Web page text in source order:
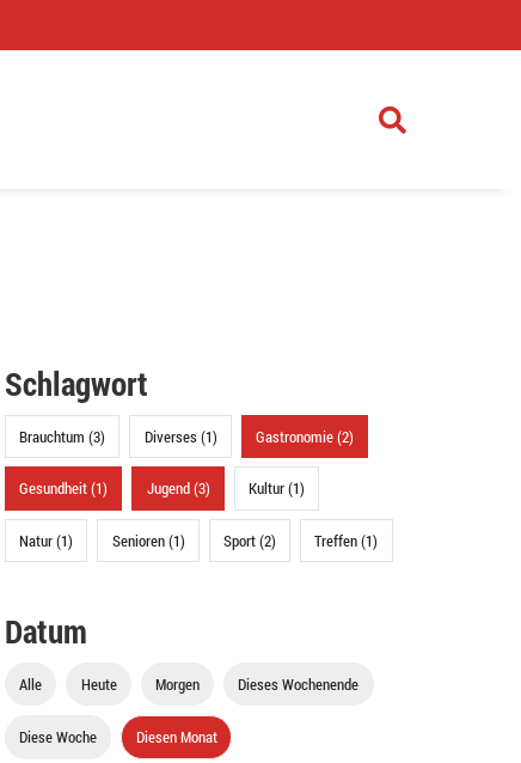
Schlagwort
Brauchtum (3) Diverses (1) Gastronomie (2)
Gesundheit (1) Jugend (3) Kultur (1)
Natur (1) Senioren (1) Sport (2) Treffen (1)
Datum
Alle Heute Morgen Dieses Wochenende
Diese Woche Diesen Monat